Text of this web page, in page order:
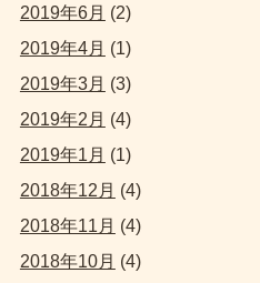
2019年6月 (2)
2019年4月 (1)
2019年3月 (3)
2019年2月 (4)
2019年1月 (1)
2018年12月 (4)
2018年11月 (4)
2018年10月 (4)